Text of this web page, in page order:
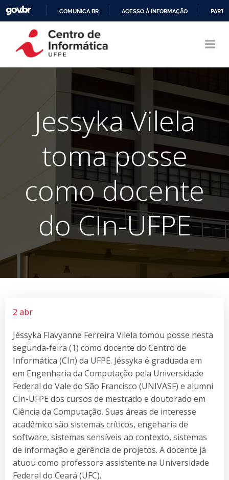
CONTEÚDO
COMUNICA BR ACESSO À INFORMAÇÃO
Jessyka Vilela
toma posse
como docente
do CIn-UFPE
2 abr
Jéssyka Flavyanne Ferreira Vilela tomou posse nesta
segunda-feira (1) como docente do Centro de
Informática (CIn) da UFPE. Jéssyka é graduada em
em Engenharia da Computação pela Universidade
Federal do Vale do São Francisco (UNIVASF) e alumni
CIn-UFPE dos cursos de mestrado e doutorado em
Ciência da Computação. Suas áreas de interesse
acadêmico são sistemas críticos, engeharia de
software, sistemas sensíveis ao contexto, sistemas
de informação e gerência de projetos. A docente já
atuou como professora assistente na Universidade
Federal do Ceará (UFC).